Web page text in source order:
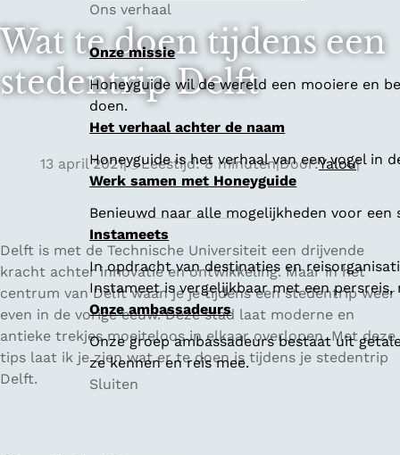
Ons verhaal
Onze missie
Honeyguide wil de wereld een mooiere en
doen.
Het verhaal achter de naam
Honeyguide is het verhaal van een vogel in
Werk samen met Honeyguide
Benieuwd naar alle mogelijkheden voor
Instameets
In opdracht van destinaties en
Instameet is vergelijkbaar met een
Onze ambassadeurs
Onze groep ambassadeurs bestaat uit
ze kennen en reis mee.
Sluiten
Wat te doen tijdens een
stedentrip Delft
13 april 2021| Leestijd: 8 minuten|Door:Yalou|
Delft is met de Technische Universiteit een drijvende
kracht achter innovatie en ontwikkeling. Maar in het
centrum van Delft waan je je tijdens een stedentrip weer
even in de vorige eeuw. Deze stad laat moderne en
antieke trekjes moeiteloos in elkaar overlopen. Met deze
tips laat ik je zien wat er te doen is tijdens je stedentrip
Delft.